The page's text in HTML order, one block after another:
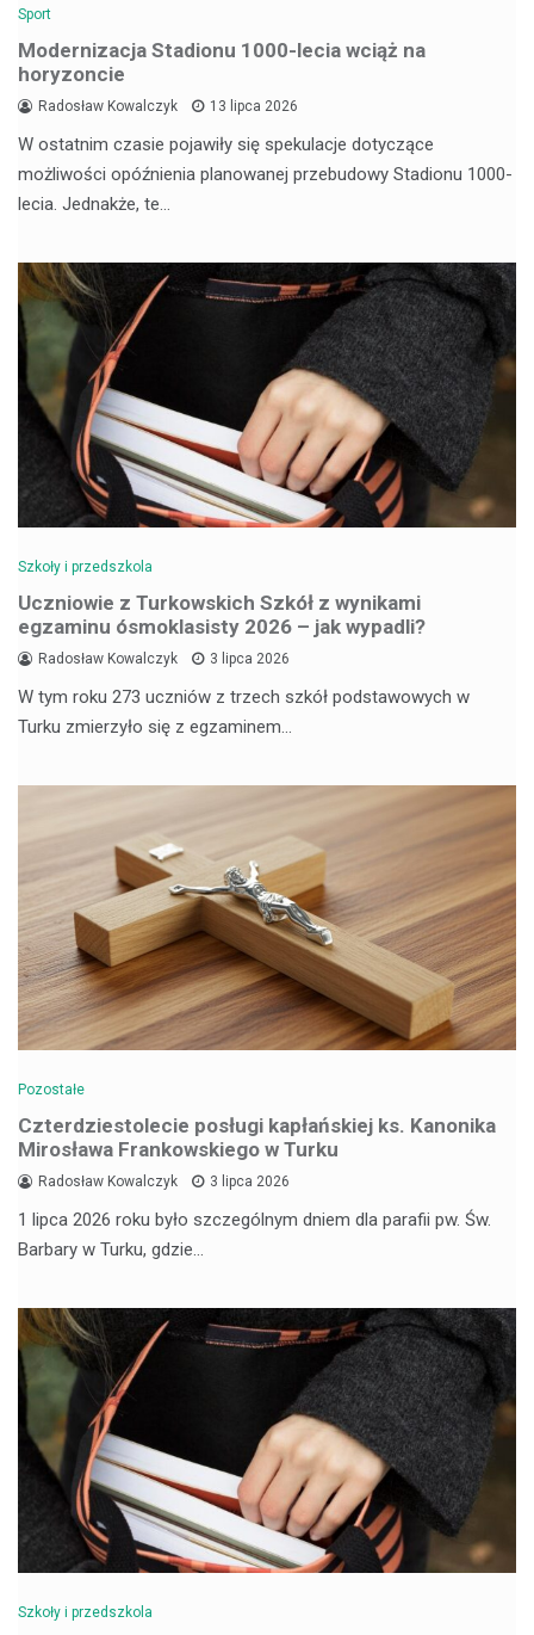
Sport
Modernizacja Stadionu 1000-lecia wciąż na
horyzoncie
Radosław Kowalczyk 13 lipca 2026
W ostatnim czasie pojawiły się spekulacje dotyczące
możliwości opóźnienia planowanej przebudowy Stadionu 1000-
lecia. Jednakże, te…
Szkoły i przedszkola
Uczniowie z Turkowskich Szkół z wynikami
egzaminu ósmoklasisty 2026 – jak wypadli?
Radosław Kowalczyk 3 lipca 2026
W tym roku 273 uczniów z trzech szkół podstawowych w
Turku zmierzyło się z egzaminem…
Pozostałe
Czterdziestolecie posługi kapłańskiej ks. Kanonika
Mirosława Frankowskiego w Turku
Radosław Kowalczyk 3 lipca 2026
1 lipca 2026 roku było szczególnym dniem dla parafii pw. Św.
Barbary w Turku, gdzie…
Szkoły i przedszkola